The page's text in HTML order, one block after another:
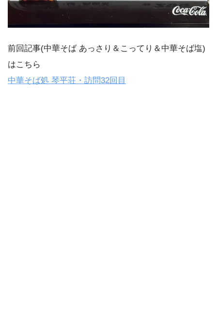
前回記事(中華そば あっさり＆こってり＆中華そば塩)
はこちら
中華そば処 琴平荘・訪問32回目